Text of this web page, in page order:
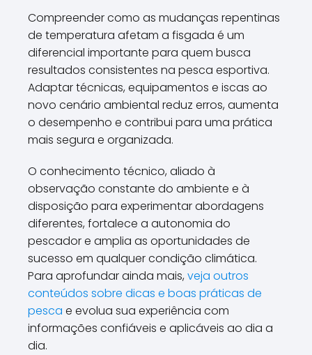
Compreender como as mudanças repentinas
de temperatura afetam a fisgada é um
diferencial importante para quem busca
resultados consistentes na pesca esportiva.
Adaptar técnicas, equipamentos e iscas ao
novo cenário ambiental reduz erros, aumenta
o desempenho e contribui para uma prática
mais segura e organizada.
O conhecimento técnico, aliado à
observação constante do ambiente e à
disposição para experimentar abordagens
diferentes, fortalece a autonomia do
pescador e amplia as oportunidades de
sucesso em qualquer condição climática.
Para aprofundar ainda mais,veja outros
conteúdos sobre dicas e boas práticas de
pesca e evolua sua experiência com
informações confiáveis e aplicáveis ao dia a
dia.